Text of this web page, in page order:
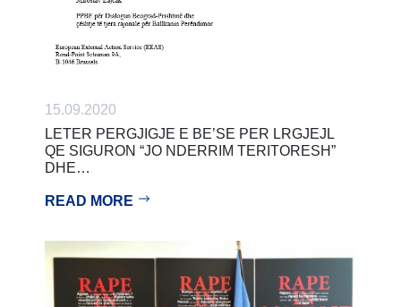
15.09.2020
LETER PERGJIGJE E BE’SE PER LRGJEJL
QE SIGURON “JO NDERRIM TERITORESH”
DHE…
READ MORE